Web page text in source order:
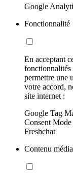
Google
Fonctionnalité
En acceptant
fonctionnalités
permettre une
votre accord,
site internet :
Google Tag
Consent
Freshchat
Contenu